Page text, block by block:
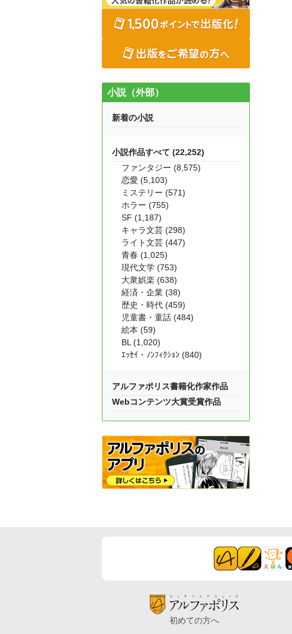
小説（外部）
新着の小説
小説作品すべて (22,252)
ファンタジー (8,575)
恋愛 (5,103)
ミステリー (571)
ホラー (755)
SF (1,187)
キャラ文芸 (298)
ライト文芸 (447)
青春 (1,025)
現代文学 (753)
大衆娯楽 (638)
経済・企業 (38)
歴史・時代 (459)
児童書・童話 (484)
絵本 (59)
BL (1,020)
ｴｯｾｲ・ﾉﾝﾌｨｸｼｮﾝ (840)
アルファポリス書籍化作家作品
Webコンテンツ大賞受賞作品
初めての方へ